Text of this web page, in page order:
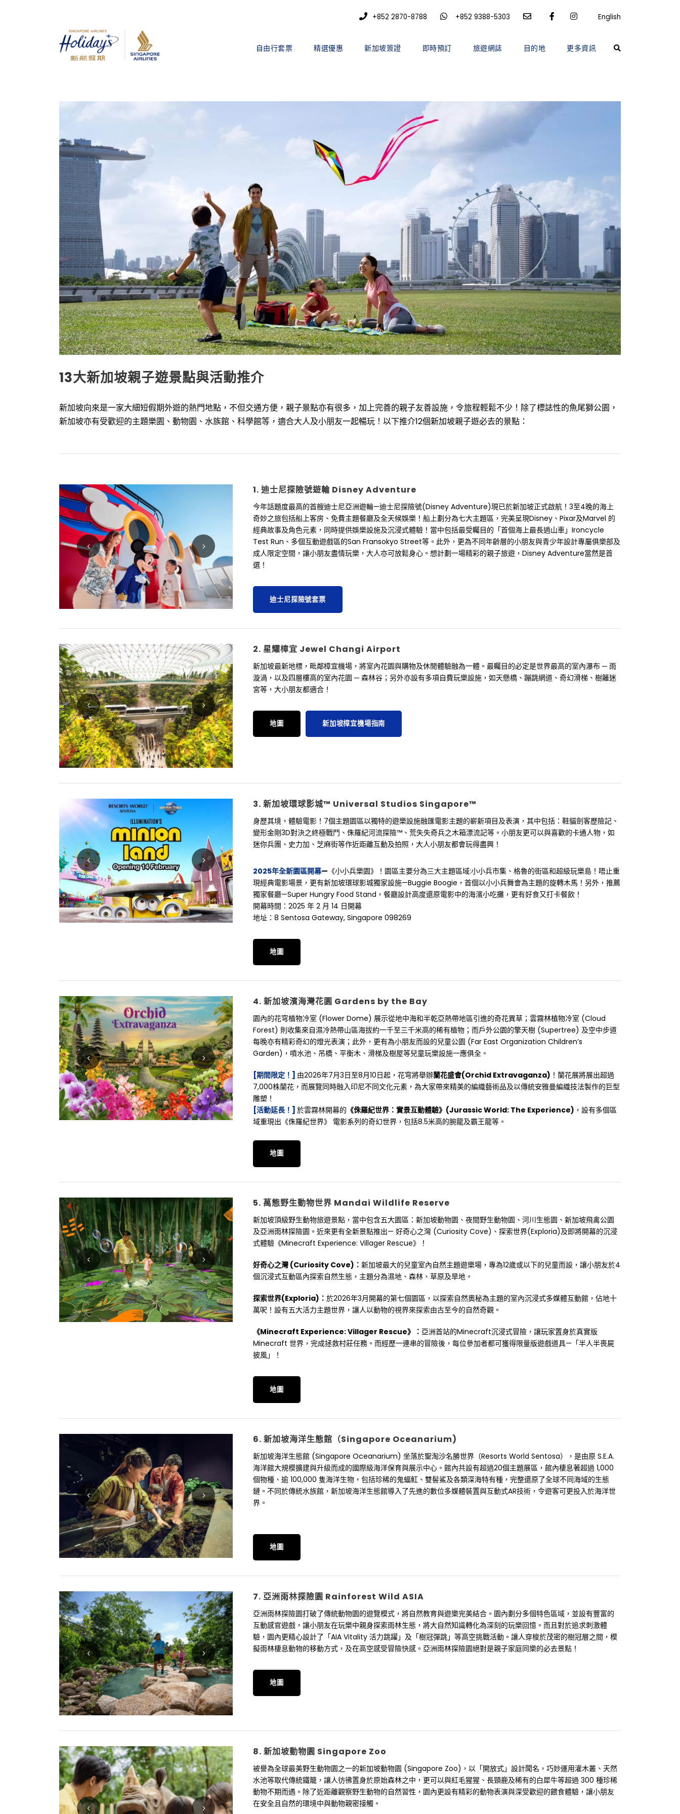
+852 2870-8788 +852 9388-5303 English
自由行套票 精選優惠 新加坡簽證 即時預訂 旅遊網誌 目的地 更多資訊
13大新加坡親子遊景點與活動推介
新加坡向來是一家大細短假期外遊的熱門地點，不但交通方便，親子景點亦有很多，加上完善的親子友善設施，令旅程輕鬆不少！除了標誌性的魚尾獅公園，
新加坡亦有受歡迎的主題樂園、動物園、水族館、科學館等，適合大人及小朋友一起暢玩！以下推介12個新加坡親子遊必去的景點：
1. 迪士尼探險號遊輪 Disney Adventure
今年話題度最高的首艘迪士尼亞洲遊輪—迪士尼探險號(Disney Adventure)現已於新加坡正式啟航！3至4晚的海上
奇妙之旅包括船上客房、免費主題餐廳及全天候娛樂！船上劃分為七大主題區，完美呈現Disney、Pixar及Marvel 的
經典故事及角色元素，同時提供娛樂設施及沉浸式體驗！當中包括最受矚目的「首個海上最長過山車」Ironcycle
Test Run、多個互動遊戲區的San Fransokyo Street等。此外，更為不同年齡層的小朋友與青少年設計專屬俱樂部及
成人限定空間，讓小朋友盡情玩樂，大人亦可放鬆身心。想計劃一場精彩的親子旅遊，Disney Adventure當然是首
選！
迪士尼探險號套票
2. 星耀樟宜 Jewel Changi Airport
新加坡最新地標，毗鄰樟宜機場，將室內花園與購物及休閒體驗融為一體。最矚目的必定是世界最高的室內瀑布 ─ 雨
漩渦，以及四層樓高的室內花園 ─ 森林谷；另外亦設有多項自費玩樂設施，如天懸橋、蹦跳網道、奇幻滑梯、樹籬迷
宮等，大小朋友都適合！
地圖 新加坡樟宜機場指南
3. 新加坡環球影城™ Universal Studios Singapore™
身歷其境，體驗電影！7個主題園區以獨特的遊樂設施融匯電影主題的嶄新項目及表演，其中包括：鞋貓劍客歷險記、
變形金剛3D對決之終極戰鬥、侏羅紀河流探險™、荒失失奇兵之木箱漂流記等。小朋友更可以與喜歡的卡通人物，如
迷你兵團、史力加、芝麻街等作近距離互動及拍照，大人小朋友都會玩得盡興！
2025年全新園區開幕— 《小小兵樂園》！園區主要分為三大主題區域:小小兵市集、格魯的街區和超級玩樂島！唔止重
現經典電影場景，更有新加坡環球影城獨家設施—Buggie Boogie，首個以小小兵舞會為主題的旋轉木馬！另外，推薦
獨家餐廳—Super Hungry Food Stand，餐廳設計高度還原電影中的海濱小吃攤，更有好食又打卡餐飲！
開幕時間：2025 年 2 月 14 日開幕
地址：8 Sentosa Gateway, Singapore 098269
地圖
4. 新加坡濱海灣花園 Gardens by the Bay
園內的花穹植物冷室 (Flower Dome) 展示從地中海和半乾亞熱帶地區引進的奇花異草；雲霧林植物冷室 (Cloud
Forest) 則收集來自濕冷熱帶山區海拔約一千至三千米高的稀有植物；而戶外公園的擎天樹 (Supertree) 及空中步道
每晚亦有精彩奇幻的燈光表演；此外，更有為小朋友而設的兒童公園 (Far East Organization Children’s
Garden)，噴水池、吊橋、平衡木、滑梯及樹屋等兒童玩樂設施一應俱全。
[期間限定！] 由2026年7月3日至8月10日起，花穹將舉辦蘭花盛會(Orchid Extravaganza) ！蘭花展將展出超過
7,000株蘭花，而展覽同時融入印尼不同文化元素，為大家帶來精美的編織藝術品及以傳統安雅曼編織技法製作的巨型
雕塑！
[活動延長！]於雲霧林開幕的 《侏羅紀世界：實景互動體驗》(Jurassic World: The Experience) ，設有多個區
域重現出《侏羅紀世界》 電影系列的奇幻世界，包括8.5米高的腕龍及霸王龍等。
地圖
5. 萬態野生動物世界 Mandai Wildlife Reserve
新加坡頂級野生動物旅遊景點，當中包含五大園區：新加坡動物園、夜間野生動物園、河川生態園、新加坡飛禽公園
及亞洲雨林探險園。近來更有全新景點推出— 好奇心之灣 (Curiosity Cove)、探索世界(Exploria)及即將開幕的沉浸
式體驗《Minecraft Experience: Villager Rescue》！
好奇心之灣 (Curiosity Cove)：新加坡最大的兒童室內自然主題遊樂場，專為12歲或以下的兒童而設，讓小朋友於4
個沉浸式互動區內探索自然生態，主題分為濕地、森林、草原及旱地。
探索世界(Exploria)：於2026年3月開幕的第七個園區，以探索自然奧秘為主題的室內沉浸式多媒體互動館，佔地十
萬呎！設有五大活力主題世界，讓人以動物的視界來探索由古至今的自然奇觀。
《Minecraft Experience: Villager Rescue》：亞洲首站的Minecraft沉浸式冒險，讓玩家置身於真實版
Minecraft 世界，完成拯救村莊任務。而經歷一連串的冒險後，每位參加者都可獲得限量版遊戲道具—「半人半喪屍
披風」！
地圖
6. 新加坡海洋生態館（Singapore Oceanarium)
新加坡海洋生態館 (Singapore Oceanarium) 坐落於聖淘沙名勝世界（Resorts World Sentosa），是由原 S.E.A.
海洋館大規模擴建與升級而成的國際級海洋保育與展示中心。館內共設有超過20個主題展區，館內棲息著超過 1,000
個物種、逾 100,000 隻海洋生物，包括珍稀的鬼蝠魟、雙髻鯊及各類深海特有種，完整還原了全球不同海域的生態
鏈。不同於傳統水族館，新加坡海洋生態館導入了先進的數位多媒體裝置與互動式AR技術，令遊客可更投入於海洋世
界。
地圖
7. 亞洲雨林探險園 Rainforest Wild ASIA
亞洲雨林探險園打破了傳統動物園的遊覽模式，將自然教育與遊樂完美結合。園內劃分多個特色區域，並設有豐富的
互動感官遊戲，讓小朋友在玩樂中親身探索雨林生態，將大自然知識轉化為深刻的玩樂回憶。而且對於追求刺激體
驗，園內更精心設計了「AIA Vitality 活力跳躍」及「樹冠彈跳」等高空挑戰活動。讓人穿梭於茂密的樹冠層之間，模
擬雨林棲息動物的移動方式，及在高空感受冒險快感。亞洲雨林探險園絕對是親子家庭同樂的必去景點！
地圖
8. 新加坡動物園 Singapore Zoo
被譽為全球最美野生動物園之一的新加坡動物園 (Singapore Zoo)，以「開放式」設計聞名，巧妙運用灌木叢、天然
水池等取代傳統鐵籠，讓人彷彿置身於原始森林之中，更可以與紅毛猩猩、長頸鹿及稀有的白犀牛等超過 300 種珍稀
動物不期而遇。除了近距離觀察野生動物的自然習性，園內更設有精彩的動物表演與深受歡迎的餵食體驗，讓小朋友
在安全且自然的環境中與動物親密接觸。